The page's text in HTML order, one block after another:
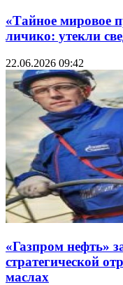
«Тайное мировое
личико: утекли
22.06.2026 09:42
«Газпром нефть»
стратегической
маслах